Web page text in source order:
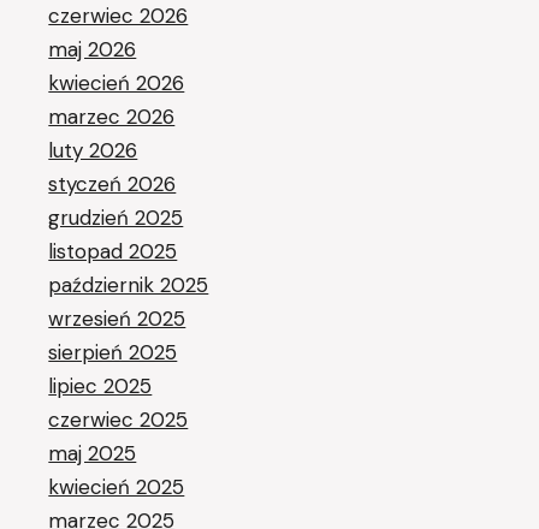
czerwiec 2026
maj 2026
kwiecień 2026
marzec 2026
luty 2026
styczeń 2026
grudzień 2025
listopad 2025
październik 2025
wrzesień 2025
sierpień 2025
lipiec 2025
czerwiec 2025
maj 2025
kwiecień 2025
marzec 2025